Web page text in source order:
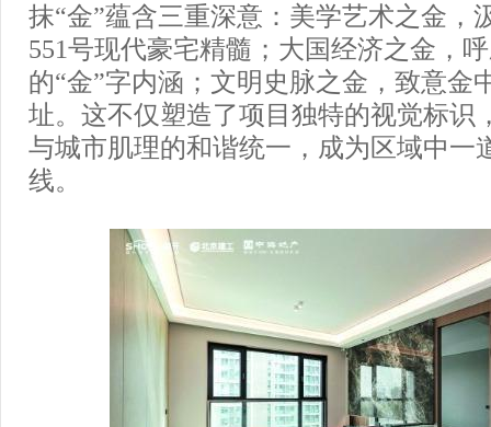
抹“金”蕴含三重深意：美学艺术之金，
551号现代豪宅精髓；大国经济之金，
的“金”字内涵；文明史脉之金，致意金
址。这不仅塑造了项目独特的视觉标识
与城市肌理的和谐统一，成为区域中一
线。